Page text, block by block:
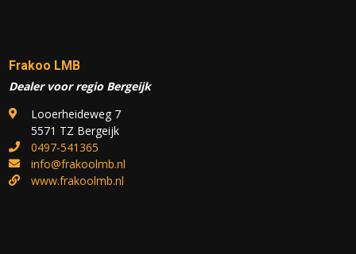
Frakoo LMB
Dealer voor regio Bergeijk
Looerheideweg 7
5571 TZ Bergeijk
0497-541365
info@frakoolmb.nl
www.frakoolmb.nl